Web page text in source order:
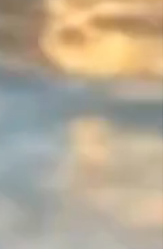
centimètres). C'est ce détail subtil,
entièrement maîtrisé par vous, qui
sort la pièce du "déjà-vu" et signe
Vous êtes unique, exprimez-le en
couleurs ! Créez votre association
je les publierai avec grand plaisir.